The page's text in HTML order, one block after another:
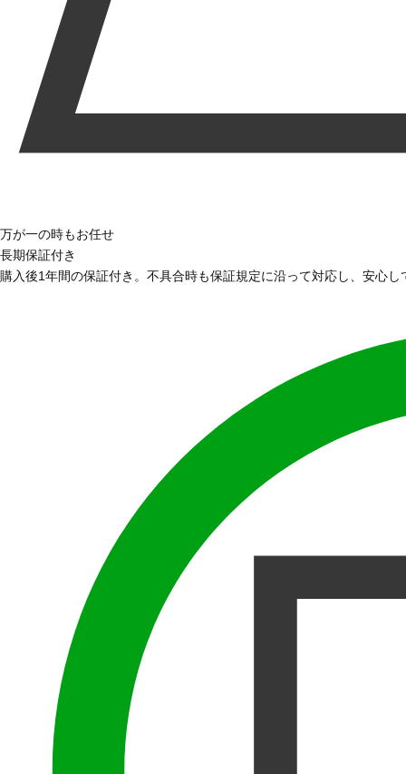
万が一の時もお任せ
長期保証付き
購入後1年間の保証付き。不具合時も保証規定に沿って対応し、安心